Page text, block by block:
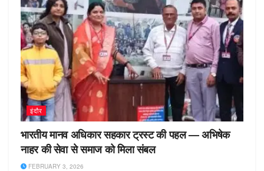
इंदौर
भारतीय मानव अधिकार सहकार ट्रस्ट की पहल — अभिषेक
नाहर की सेवा से समाज को मिला संबल
FEBRUARY 3, 2026